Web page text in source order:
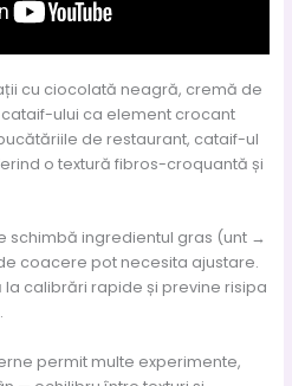
cu ciocolată neagră, cremă de
ului ca element crocant
de restaurant, cataif-ul
o textură fibros-croquantă și
schimbă ingredientul gras (unt →
coacere pot necesita ajustare.
calibrări rapide și previne risipa
permit multe experimente,